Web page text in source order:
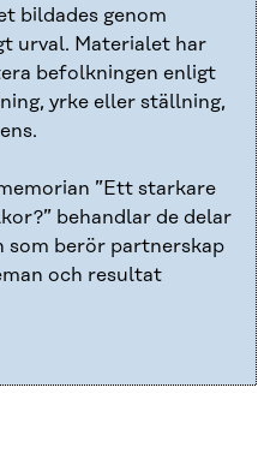
bildades genom
urval. Materialet har
befolkningen enligt
yrke eller ställning,
”Ett starkare
behandlar de delar
som berör partnerskap
och resultat